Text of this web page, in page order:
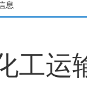
息
工运